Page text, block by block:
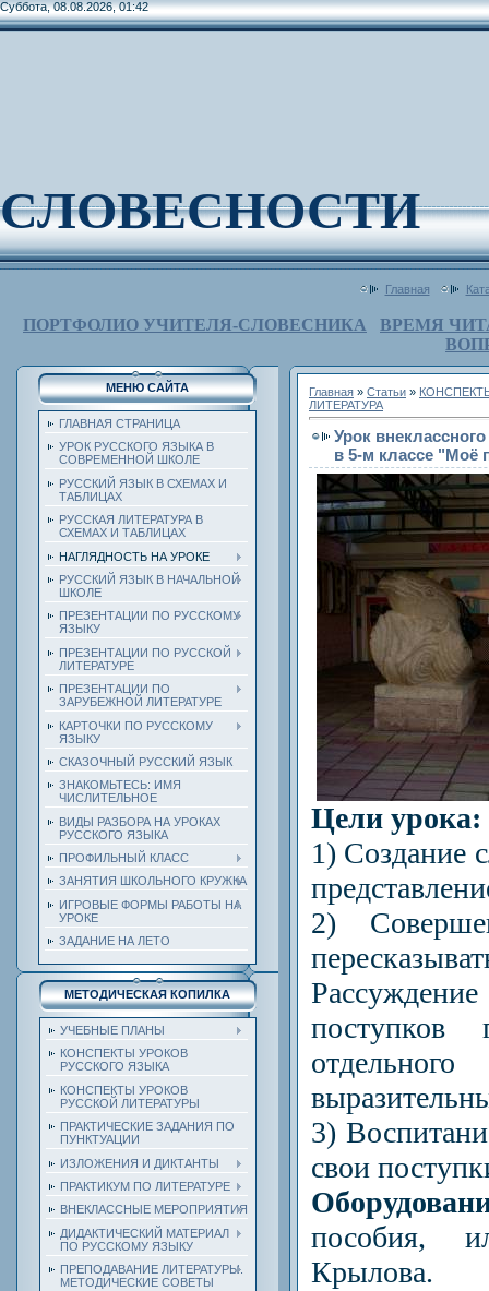
Суббота, 08.08.2026, 01:42
СЛОВЕСНОСТИ
Главная
ПОРТФОЛИО УЧИТЕЛЯ-СЛОВЕСНИКА
ВРЕМЯ
МЕНЮ САЙТА
ГЛАВНАЯ СТРАНИЦА
УРОК РУССКОГО ЯЗЫКА В
СОВРЕМЕННОЙ ШКОЛЕ
РУССКИЙ ЯЗЫК В СХЕМАХ И
ТАБЛИЦАХ
РУССКАЯ ЛИТЕРАТУРА В
СХЕМАХ И ТАБЛИЦАХ
НАГЛЯДНОСТЬ НА УРОКЕ
РУССКИЙ ЯЗЫК В НАЧАЛЬНОЙ
ШКОЛЕ
ПРЕЗЕНТАЦИИ ПО РУССКОМУ
ЯЗЫКУ
ПРЕЗЕНТАЦИИ ПО РУССКОЙ
ЛИТЕРАТУРЕ
ПРЕЗЕНТАЦИИ ПО
ЗАРУБЕЖНОЙ ЛИТЕРАТУРЕ
КАРТОЧКИ ПО РУССКОМУ
ЯЗЫКУ
СКАЗОЧНЫЙ РУССКИЙ ЯЗЫК
ЗНАКОМЬТЕСЬ: ИМЯ
ЧИСЛИТЕЛЬНОЕ
ВИДЫ РАЗБОРА НА УРОКАХ
РУССКОГО ЯЗЫКА
ПРОФИЛЬНЫЙ КЛАСС
ЗАНЯТИЯ ШКОЛЬНОГО КРУЖКА
ИГРОВЫЕ ФОРМЫ РАБОТЫ НА
УРОКЕ
ЗАДАНИЕ НА ЛЕТО
МЕТОДИЧЕСКАЯ КОПИЛКА
УЧЕБНЫЕ ПЛАНЫ
КОНСПЕКТЫ УРОКОВ
РУССКОГО ЯЗЫКА
КОНСПЕКТЫ УРОКОВ
РУССКОЙ ЛИТЕРАТУРЫ
ПРАКТИЧЕСКИЕ ЗАДАНИЯ ПО
ПУНКТУАЦИИ
ИЗЛОЖЕНИЯ И ДИКТАНТЫ
ПРАКТИКУМ ПО ЛИТЕРАТУРЕ
ВНЕКЛАССНЫЕ МЕРОПРИЯТИЯ
ДИДАКТИЧЕСКИЙ МАТЕРИАЛ
ПО РУССКОМУ ЯЗЫКУ
ПРЕПОДАВАНИЕ ЛИТЕРАТУРЫ.
МЕТОДИЧЕСКИЕ СОВЕТЫ
Главная » Статьи »
ЛИТЕРАТУРА
Урок
в 5-м классе "Моё
Цели урока:
1) Создание
2)
поступков
3)
свои
пособия,
Крылова.